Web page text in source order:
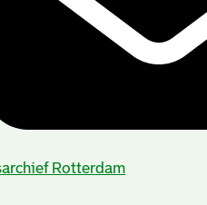
Rotterdam